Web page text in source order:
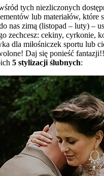
tych niezliczonych
lub materiałów, które
nas zimą (listopad – luty) –
zechcesz: cekiny, cyrkonie,
dla miłośniczek sportu lub
Daj się ponieść
5 stylizacji ślubnych: